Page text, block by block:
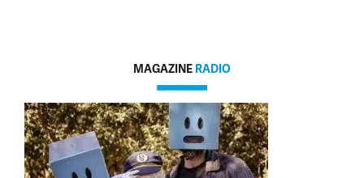
MAGAZINE RADIO